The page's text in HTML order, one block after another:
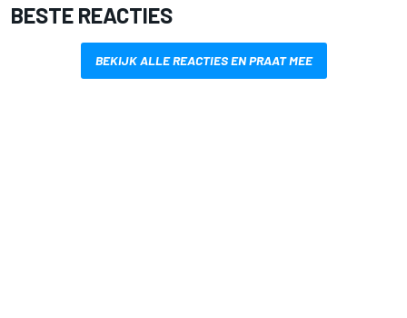
BESTE REACTIES
BEKIJK ALLE REACTIES EN PRAAT MEE